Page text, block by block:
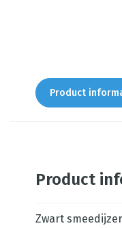
Product
Product
Zwart